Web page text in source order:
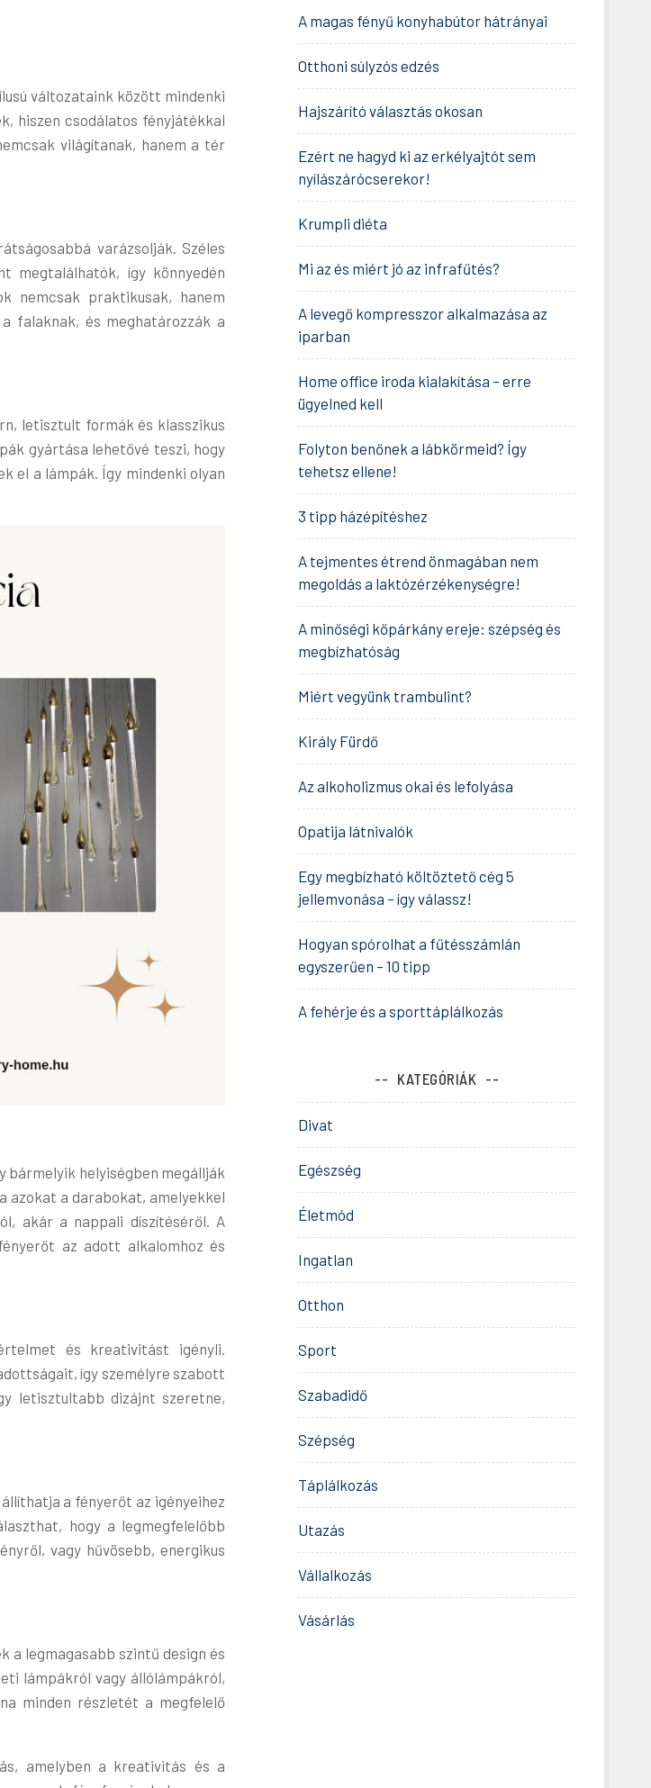
változataink között mindenki
hiszen csodálatos fényjátékkal
világítanak, hanem a tér
varázsolják. Széles
megtalálhatók, így könnyedén
nemcsak praktikusak, hanem
falaknak, és meghatározzák a
letisztult formák és klasszikus
gyártása lehetővé teszi, hogy
el a lámpák. Így mindenki olyan
bármelyik helyiségben megállják
azokat a darabokat, amelyekkel
akár a nappali díszítéséről. A
az adott alkalomhoz és
és kreativitást igényli.
így személyre szabott
letisztultabb dizájnt szeretne,
a fényerőt az igényeihez
hogy a legmegfelelőbb
vagy hűvösebb, energikus
a legmagasabb szintű design és
lámpákról vagy állólámpákról,
minden részletét a megfelelő
amelyben a kreativitás és a
A magas fényű konyhabútor hátrányai
Otthoni súlyzós edzés
Hajszárító választás okosan
Ezért ne hagyd ki az erkélyajtót sem
nyílászárócserekor!
Krumpli diéta
Mi az és miért jó az infrafűtés?
A levegő kompresszor alkalmazása az
iparban
Home office iroda kialakítása – erre
ügyelned kell
Folyton benőnek a lábkörmeid? Így
tehetsz ellene!
3 tipp házépítéshez
A tejmentes étrend önmagában nem
megoldás a laktózérzékenységre!
A minőségi kőpárkány ereje: szépség és
megbízhatóság
Miért vegyünk trambulint?
Király Fürdő
Az alkoholizmus okai és lefolyása
Opatija látnivalók
Egy megbízható költöztető cég 5
jellemvonása – így válassz!
Hogyan spórolhat a fűtésszámlán
egyszerűen – 10 tipp
A fehérje és a sporttáplálkozás
KATEGÓRIÁK
Divat
Egészség
Életmód
Ingatlan
Otthon
Sport
Szabadidő
Szépség
Táplálkozás
Utazás
Vállalkozás
Vásárlás